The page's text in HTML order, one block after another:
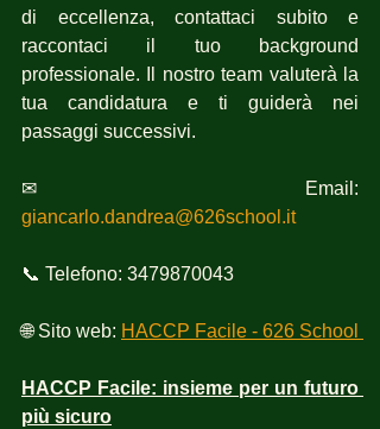
di eccellenza, contattaci subito e
raccontaci il tuo background
professionale. Il nostro team valuterà la
tua candidatura e ti guiderà nei
passaggi successivi.
giancarlo.dandrea@626school.it
📞 Telefono: 3479870043
🌐 Sito web:
HACCP Facile: insieme per un futuro
più sicuro